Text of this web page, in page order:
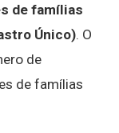
de famílias
Único). O
de
de famílias